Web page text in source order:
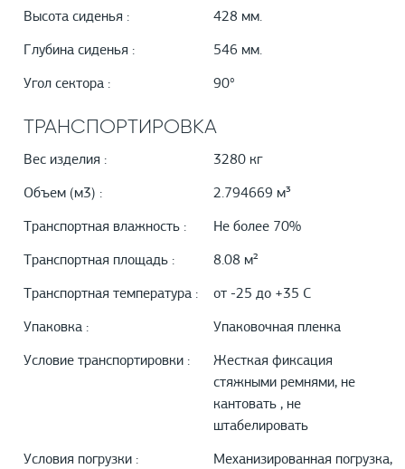
Высота сиденья : 428 мм.
Глубина сиденья : 546 мм.
Угол сектора : 90°
ТРАНСПОРТИРОВКА
Вес изделия : 3280 кг
Объем (м3) : 2.794669 м³
Транспортная влажность : Не более 70%
Транспортная площадь : 8.08 м²
Транспортная температура : от -25 до +35 С
Упаковка : Упаковочная пленка
Условие транспортировки :
Жесткая фиксация
стяжными ремнями, не
кантовать , не
штабелировать
Условия погрузки :
Механизированная погрузка,